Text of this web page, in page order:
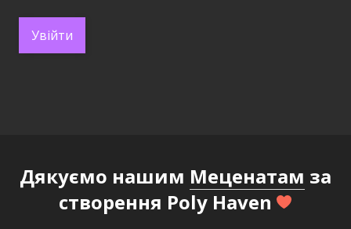
Увійти
Дякуємо нашим Меценатам за
створення Poly Haven